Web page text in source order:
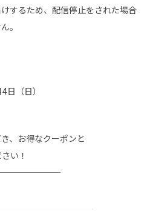
するため、配信停止をされた場合
。
（日）
、お得なクーポンと
い！